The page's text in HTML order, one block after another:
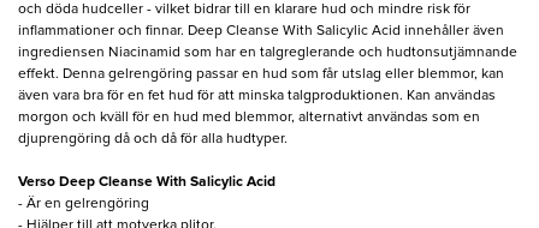
och döda hudceller - vilket bidrar till en klarare hud och mindre risk för
inflammationer och finnar. Deep Cleanse With Salicylic Acid innehåller även
ingrediensen Niacinamid som har en talgreglerande och hudtonsutjämnande
effekt. Denna gelrengöring passar en hud som får utslag eller blemmor, kan
även vara bra för en fet hud för att minska talgproduktionen. Kan användas
morgon och kväll för en hud med blemmor, alternativt användas som en
djuprengöring då och då för alla hudtyper.
Verso Deep Cleanse With Salicylic Acid​
- Är en gelrengöring
- Hjälper till att motverka plitor.